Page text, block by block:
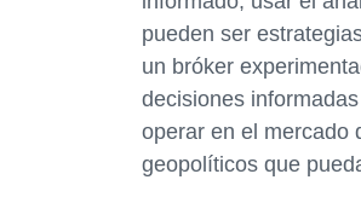
pueden ser
un bróker
decisiones
operar en el mercado
geopolíticos que